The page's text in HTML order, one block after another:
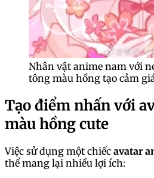
Nhân vật anime nam với
tông màu hồng tạo cảm
Tạo điểm nhấn với
màu hồng cute
Việc sử dụng một chiếc avatar
thể mang lại nhiều lợi ích: